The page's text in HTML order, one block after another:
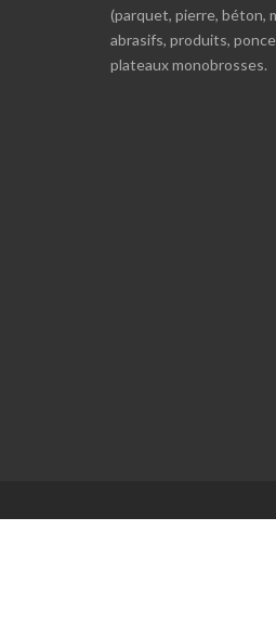
(parquet, pierre, béton,
abrasifs, produits,
plateaux monobrosses.